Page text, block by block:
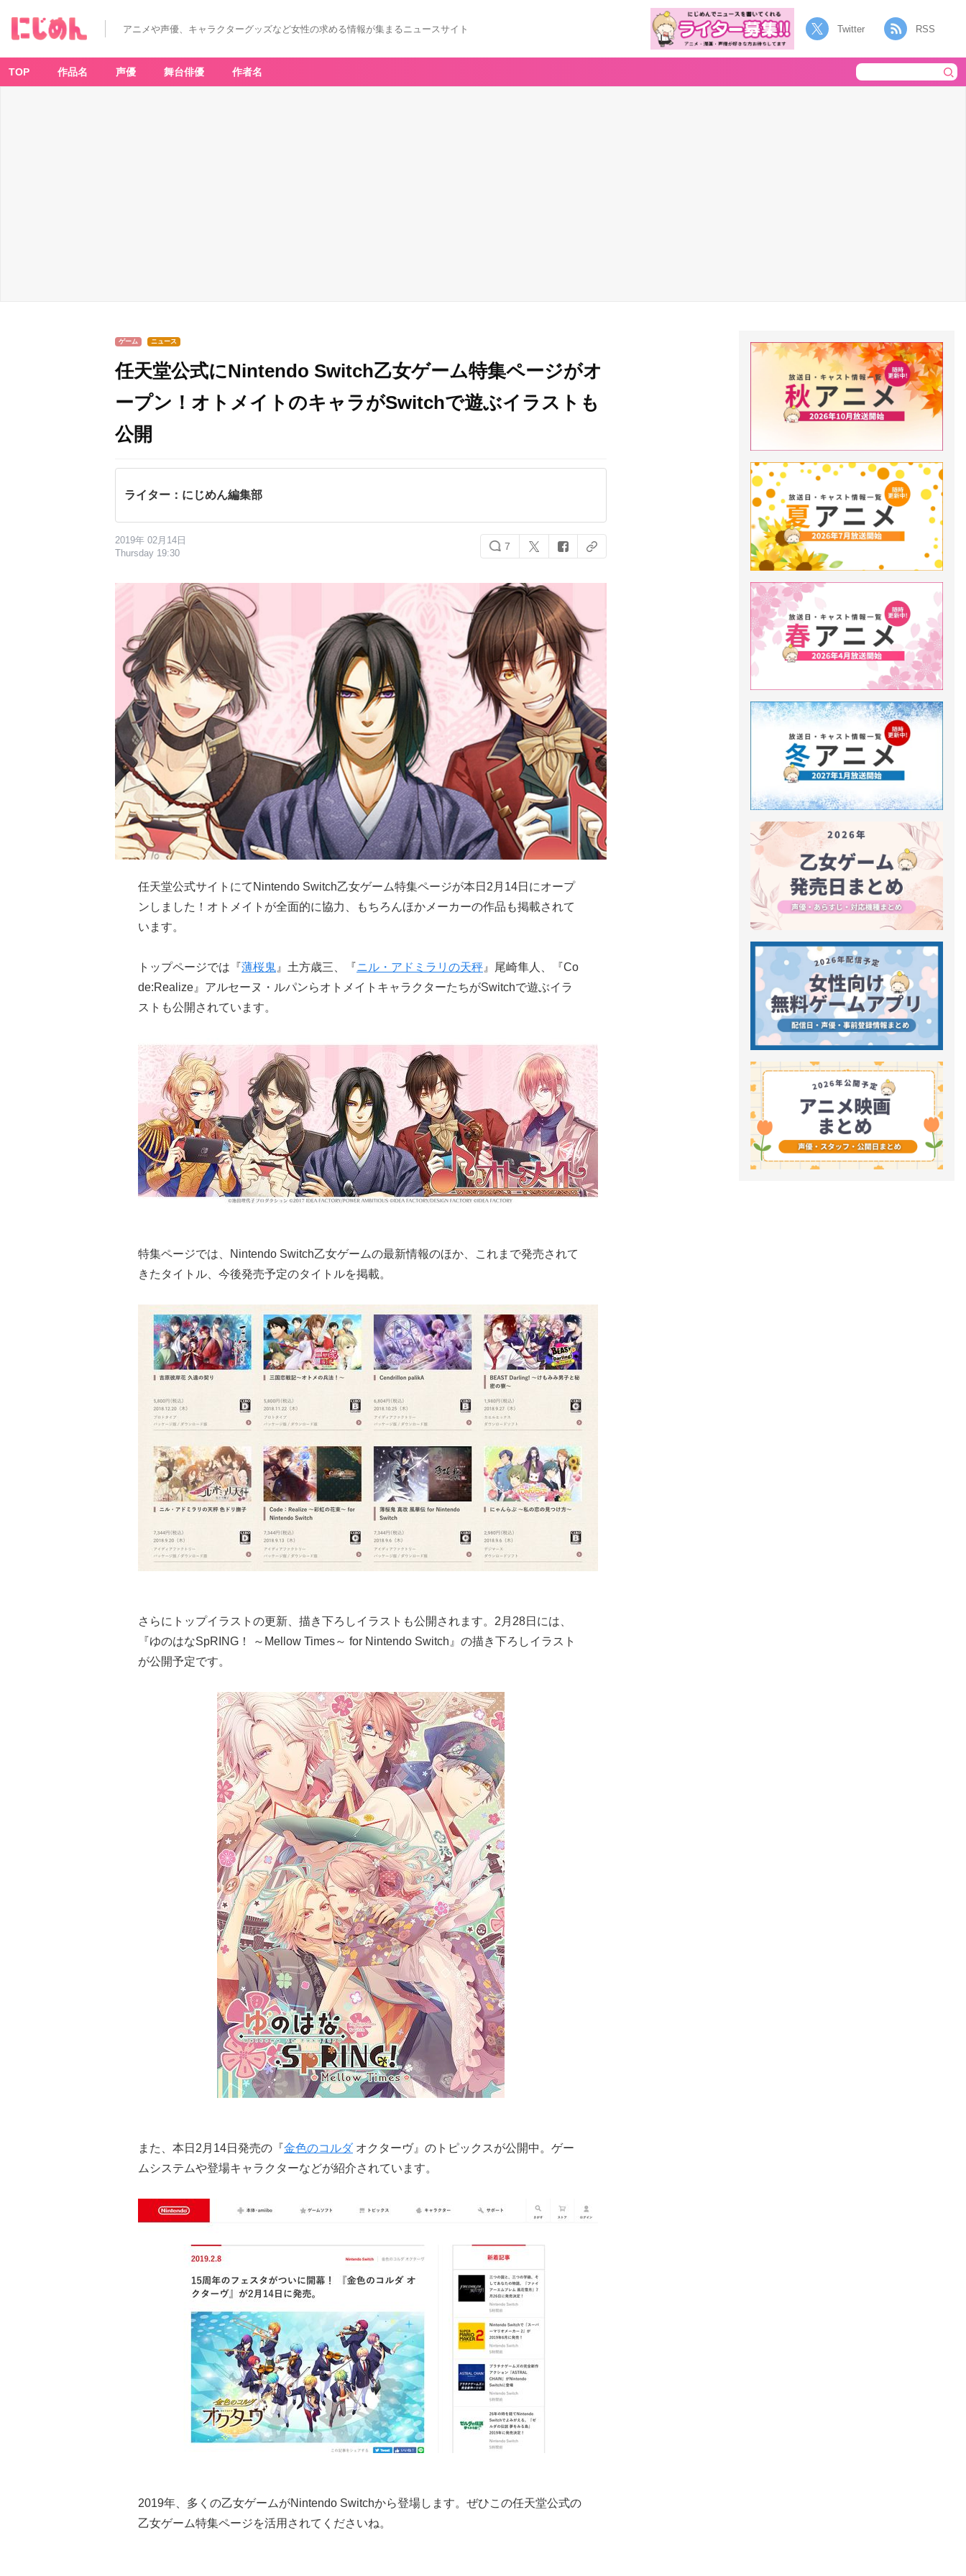
アニメや声優、キャラクターグッズなど女性の求める情報が集まるニュースサイト Twitter RSS
TOP 作品名 声優 舞台俳優 作者名
ゲーム ニュース
任天堂公式にNintendo Switch乙女ゲーム特集ページがオ
ープン！オトメイトのキャラがSwitchで遊ぶイラストも
公開
ライター：にじめん編集部
2019年 02月14日
Thursday 19:30
7
任天堂公式サイトにてNintendo Switch乙女ゲーム特集ページが本日2月14日にオープ
ンしました！オトメイトが全面的に協力、もちろんほかメーカーの作品も掲載されて
います。
トップページでは『薄桜鬼 』土方歳三、『ニル・アドミラリの天秤 』尾崎隼人、『Co
de:Realize』アルセーヌ・ルパンらオトメイトキャラクターたちがSwitchで遊ぶイラ
ストも公開されています。
特集ページでは、Nintendo Switch乙女ゲームの最新情報のほか、これまで発売されて
きたタイトル、今後発売予定のタイトルを掲載。
さらにトップイラストの更新、描き下ろしイラストも公開されます。2月28日には、
『ゆのはなSpRING！ ～Mellow Times～ for Nintendo Switch 』の描き下ろしイラスト
が公開予定です。
また、本日2月14日発売の『金色のコルダオクターヴ』のトピックスが公開中。ゲー
ムシステムや登場キャラクターなどが紹介されています。
2019年、多くの乙女ゲームがNintendo Switchから登場します。ぜひこの任天堂公式の
乙女ゲーム特集ページを活用されてくださいね。